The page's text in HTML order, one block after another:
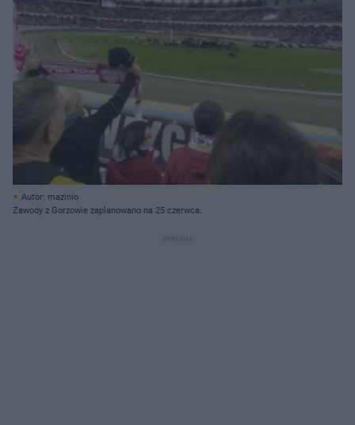
Autor: mazinio
Zawody z Gorzowie zaplanowano na 25 czerwca.